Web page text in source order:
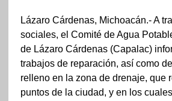
Lázaro Cárdenas, Michoacán.- A
sociales, el Comité de Agua
de Lázaro Cárdenas (Capalac)
trabajos de reparación, así como
relleno en la zona de drenaje, que
puntos de la ciudad, y en los